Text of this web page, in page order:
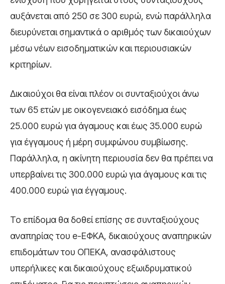
αυξάνεται από 250 σε 300 ευρώ, ενώ παράλληλα
διευρύνεται σημαντικά ο αριθμός των δικαιούχων
μέσω νέων εισοδηματικών και περιουσιακών
κριτηρίων.
Δικαιούχοι θα είναι πλέον οι συνταξιούχοι άνω
των 65 ετών με οικογενειακό εισόδημα έως
25.000 ευρώ για άγαμους και έως 35.000 ευρώ
για έγγαμους ή μέρη συμφώνου συμβίωσης.
Παράλληλα, η ακίνητη περιουσία δεν θα πρέπει να
υπερβαίνει τις 300.000 ευρώ για άγαμους και τις
400.000 ευρώ για έγγαμους.
Το επίδομα θα δοθεί επίσης σε συνταξιούχους
αναπηρίας του e-ΕΦΚΑ, δικαιούχους αναπηρικών
επιδομάτων του ΟΠΕΚΑ, ανασφάλιστους
υπερήλικες και δικαιούχους εξωιδρυματικού